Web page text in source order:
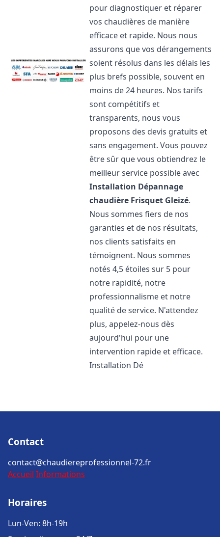
pour diagnostiquer et réparer
vos chaudières de manière
efficace et rapide. Nous nous
assurons que vos dérangements
soient résolus dans les délais les
plus brefs possible, souvent en
moins de 24 heures. Nos tarifs
sont compétitifs et
transparents, nous vous
proposons des devis gratuits et
sans engagement. Vous pouvez
être sûr que vous obtiendrez le
meilleur service possible avec
Installation Dépannage
chaudière Frisquet Gleizé.
Nous sommes fiers de nos
garanties et de nos résultats,
nos clients satisfaits en
témoignent. Nous sommes
notés 4,5 étoiles sur 5 pour
notre rapidité, notre
professionnalisme et notre
qualité de service. N'attendez
plus, appelez-nous dès
aujourd'hui pour une
intervention rapide et efficace.
Installation Dé
Contact
contact@chaudiereprofessionnel-72.fr
Accueil Informations
Horaires
Lun-Ven: 8h-19h